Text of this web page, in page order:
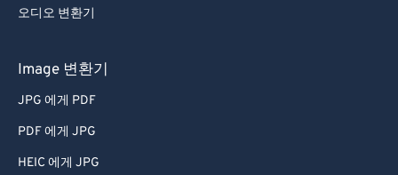
오디오 변환기
Image 변환기
JPG 에게 PDF
PDF 에게 JPG
HEIC 에게 JPG